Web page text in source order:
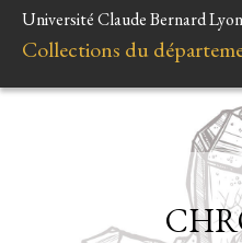
Université Claude Bernard
Collections du